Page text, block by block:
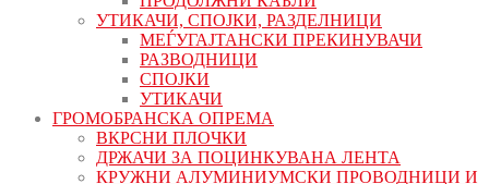
УТИКАЧИ, СПОЈКИ, РАЗДЕЛНИЦИ
МЕЃУГАЈТАНСКИ ПРЕКИНУВАЧИ
РАЗВОДНИЦИ
СПОЈКИ
УТИКАЧИ
ГРОМОБРАНСКА ОПРЕМА
ВКРСНИ ПЛОЧКИ
ДРЖАЧИ ЗА ПОЦИНКУВАНА ЛЕНТА
КРУЖНИ АЛУМИНИУМСКИ ПРОВОДНИЦИ И